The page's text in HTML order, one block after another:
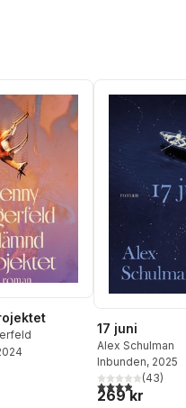
17 juni
Alex Schulman
Inbunden, 2025
3,9utav 5(43)
269 kr